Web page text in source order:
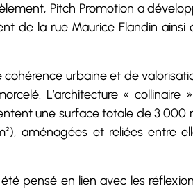
Pitch Promotion a
de la rue Maurice Flandin ainsi
cohérence urbaine et de
L’architecture «
une surface totale de 3 000
aménagées et reliées entre
pensé en lien avec les